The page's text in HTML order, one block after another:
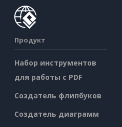
Продукт
Набор инструментов
для работы с PDF
Создатель флипбуков
Создатель диаграмм